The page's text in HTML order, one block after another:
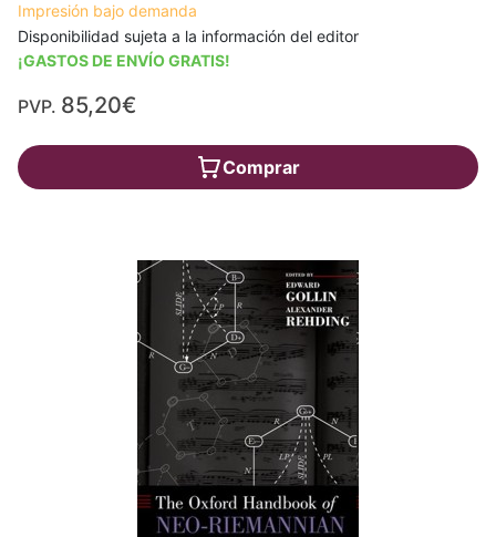
Impresión bajo demanda
Disponibilidad sujeta a la información del editor
¡GASTOS DE ENVÍO GRATIS!
PVP. 85,20€
Comprar